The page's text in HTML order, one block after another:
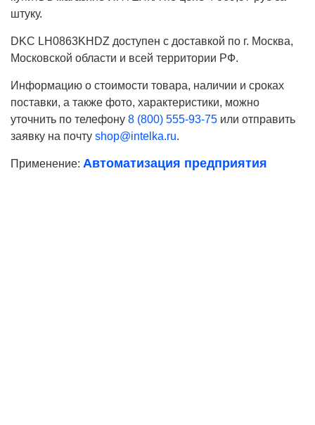
штуку.
DKC LH0863KHDZ доступен с доставкой по г. Москва,
Московской области и всей территории РФ.
Информацию о стоимости товара, наличии и сроках
поставки, а также фото, характеристики, можно
уточнить по телефону 8 (800) 555-93-75 или отправить
заявку на почту shop@intelka.ru.
Применение: Автоматизация предприятия
Ваше имя